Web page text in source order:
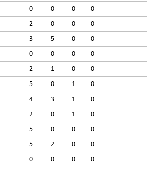
0 0 0 0
2 0 0 0
3 5 0 0
0 0 0 0
2 1 0 0
5 0 1 0
4 3 1 0
2 0 1 0
5 0 0 0
5 2 0 0
0 0 0 0